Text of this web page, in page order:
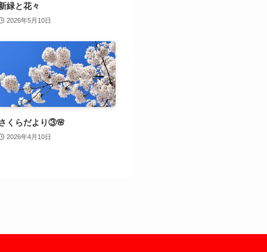
緑と花々
2026年5月10日
くらだより③🌸
2026年4月10日